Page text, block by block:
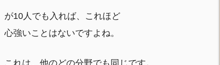
が10人でも入れば、これほど
心強いことはないですよね。